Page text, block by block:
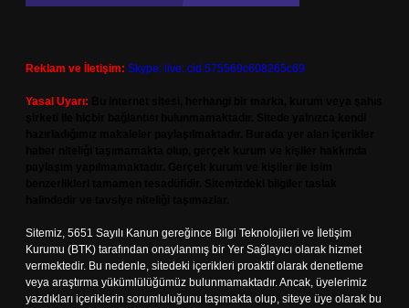
Reklam ve İletişim: Skype: live:.cid.575569c608265c69
Yasal Uyarı:
Sitemiz, 5651 Sayılı Kanun gereğince Bilgi Teknolojileri ve İletişim
Kurumu (BTK) tarafından onaylanmış bir Yer Sağlayıcı olarak hizmet
vermektedir. Bu nedenle, sitedeki içerikleri proaktif olarak denetleme
veya araştırma yükümlülüğümüz bulunmamaktadır. Ancak, üyelerimiz
yazdıkları içeriklerin sorumluluğunu taşımakta olup, siteye üye olarak bu